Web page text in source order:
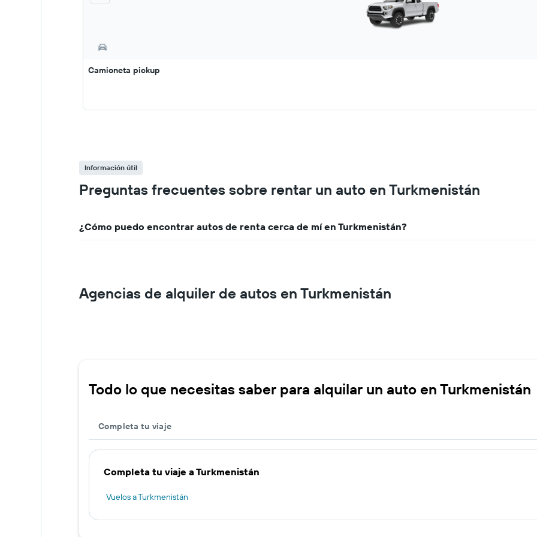
Camioneta pickup
Información útil
Preguntas frecuentes sobre rentar un auto en Turkmenistán
¿Cómo puedo encontrar autos de renta cerca de mí en Turkmenistán?
Agencias de alquiler de autos en Turkmenistán
Todo lo que necesitas saber para alquilar un auto en Turkmenistán
Completa tu viaje
Completa tu viaje a Turkmenistán
Vuelos a Turkmenistán